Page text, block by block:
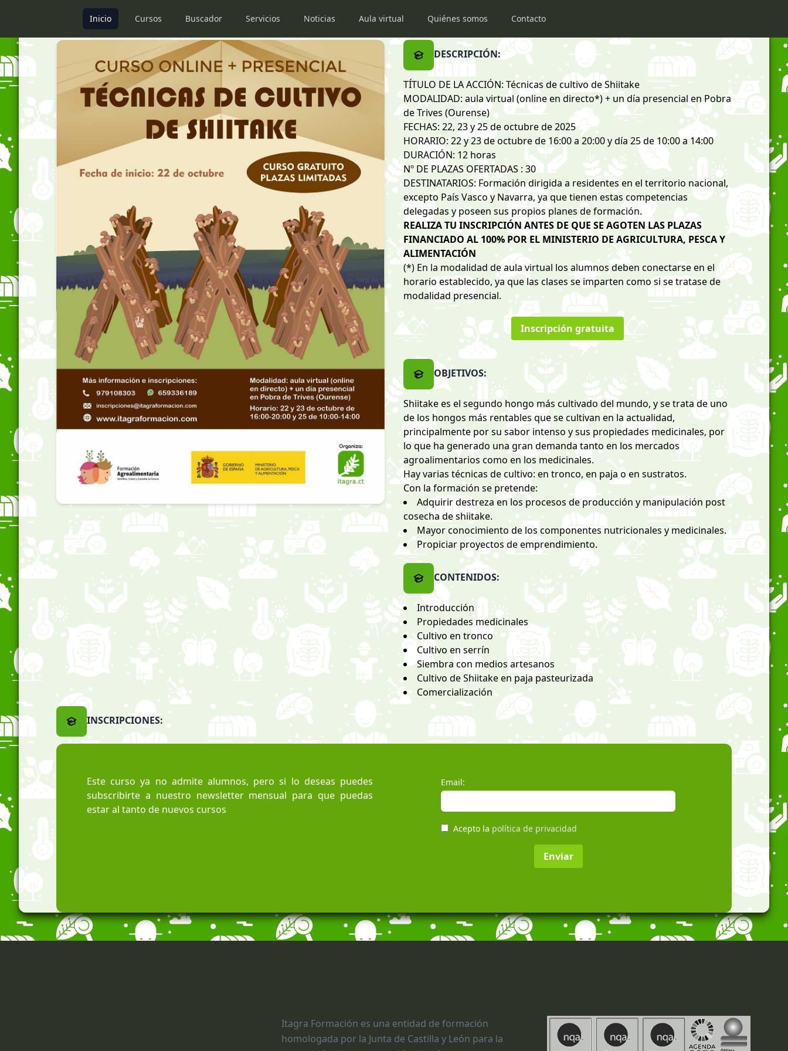
Inicio Cursos Buscador Servicios Noticias Aula virtual Quiénes somos Contacto
DESCRIPCIÓN:
TÍTULO DE LA ACCIÓN: Técnicas de cultivo de Shiitake
MODALIDAD: aula virtual (online en directo*) + un día presencial en Pobra
de Trives (Ourense)
FECHAS: 22, 23 y 25 de octubre de 2025
HORARIO: 22 y 23 de octubre de 16:00 a 20:00 y día 25 de 10:00 a 14:00
DURACIÓN: 12 horas
Nº DE PLAZAS OFERTADAS : 30
DESTINATARIOS: Formación dirigida a residentes en el territorio nacional,
excepto País Vasco y Navarra, ya que tienen estas competencias
delegadas y poseen sus propios planes de formación.
REALIZA TU INSCRIPCIÓN ANTES DE QUE SE AGOTEN LAS PLAZAS
FINANCIADO AL 100% POR EL MINISTERIO DE AGRICULTURA, PESCA Y
ALIMENTACIÓN
(*) En la modalidad de aula virtual los alumnos deben conectarse en el
horario establecido, ya que las clases se imparten como si se tratase de
modalidad presencial.
Inscripción gratuita
OBJETIVOS:
Shiitake es el segundo hongo más cultivado del mundo, y se trata de uno
de los hongos más rentables que se cultivan en la actualidad,
principalmente por su sabor intenso y sus propiedades medicinales, por
lo que ha generado una gran demanda tanto en los mercados
agroalimentarios como en los medicinales.
Hay varias técnicas de cultivo: en tronco, en paja o en sustratos.
Con la formación se pretende:
Adquirir destreza en los procesos de producción y manipulación post
cosecha de shiitake.
Mayor conocimiento de los componentes nutricionales y medicinales.
Propiciar proyectos de emprendimiento.
CONTENIDOS:
Introducción
Propiedades medicinales
Cultivo en tronco
Cultivo en serrín
Siembra con medios artesanos
Cultivo de Shiitake en paja pasteurizada
Comercialización
INSCRIPCIONES:
Este curso ya no admite alumnos, pero si lo deseas puedes
subscribirte a nuestro newsletter mensual para que puedas
estar al tanto de nuevos cursos
Email:
Acepto la política de privacidad
Enviar
Itagra Formación es una entidad de formación
homologada por la Junta de Castilla y León para la